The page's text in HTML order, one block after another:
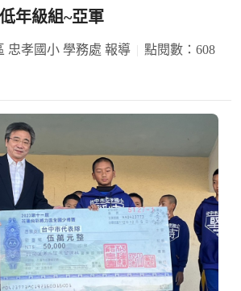
年級組~亞軍
忠孝國小 學務處 報導
點閱數：608